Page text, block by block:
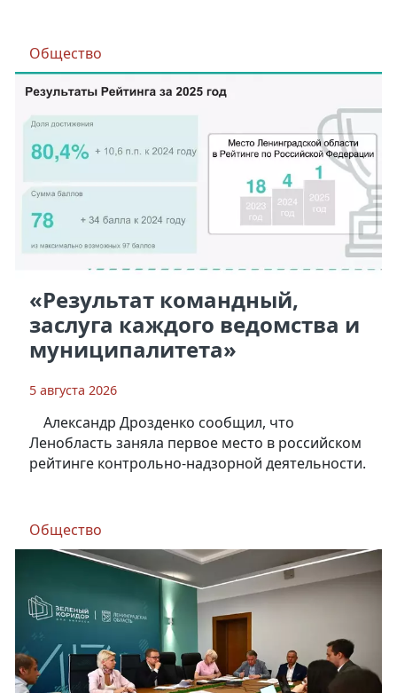
Общество
«Результат командный,
заслуга каждого ведомства и
муниципалитета»
5 августа 2026
Александр Дрозденко сообщил, что
Ленобласть заняла первое место в российском
рейтинге контрольно-надзорной деятельности.
Общество